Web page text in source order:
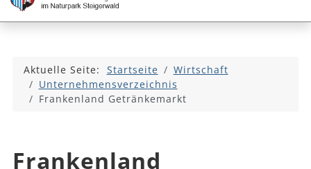
Aktuelle Seite: Startseite
Wirtschaft
Unternehmensverzeichnis
Frankenland Getränkemarkt
Frankenland